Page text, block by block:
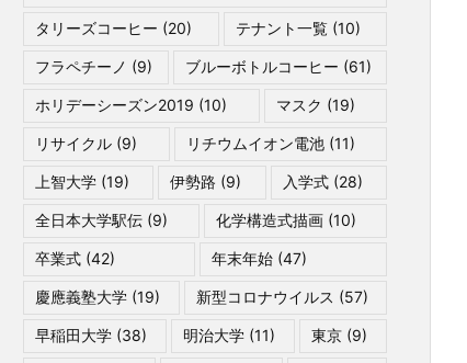
タリーズコーヒー (20) テナント一覧(10)
フラペチーノ (9) ブルーボトルコーヒー (61)
ホリデーシーズン2019 (10) マスク (19)
リサイクル (9) リチウムイオン電池(11)
上智大学 (19) 伊勢路 (9) 入学式(28)
全日本大学駅伝 (9) 化学構造式描画(10)
卒業式 (42) 年末年始 (47)
慶應義塾大学 (19) 新型コロナウイルス (57)
早稲田大学 (38) 明治大学 (11) 東京 (9)